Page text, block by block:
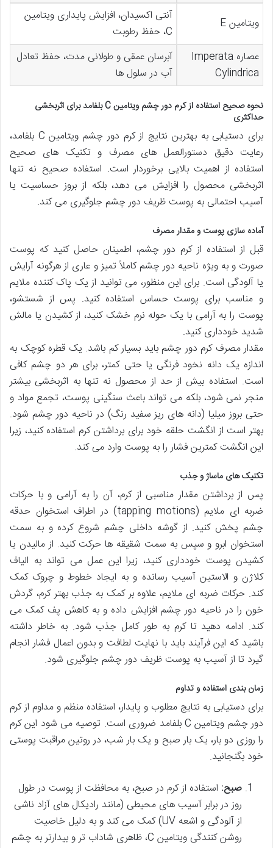
ویتامین E
آنتی اکسیدان، افزایش پایداری ویتامین
C، حفظ رطوبت
عصاره Imperata
Cylindrica
آبرسان عمقی و طولانی مدت، حفظ تعادل
آب در سلول ها
نحوه صحیح استفاده از کرم دور چشم ویتامین C بلفامد برای اثربخشی
حداکثری
برای دستیابی به بهترین نتایج از کرم دور چشم ویتامین C بلفامد،
رعایت دقیق دستورالعمل های مصرف و تکنیک های صحیح
استفاده از اهمیت بالایی برخوردار است. استفاده صحیح نه تنها
اثربخشی محصول را افزایش می دهد، بلکه از بروز حساسیت یا
آسیب احتمالی به پوست ظریف دور چشم جلوگیری می کند.
آماده سازی پوست و مقدار مصرف
قبل از استفاده از کرم دور چشم، اطمینان حاصل کنید که پوست
صورت و به ویژه ناحیه دور چشم کاملاً تمیز و عاری از هرگونه آرایش
یا آلودگی است. برای این منظور، می توانید از یک پاک کننده ملایم
و مناسب برای پوست حساس استفاده کنید. پس از شستشو،
پوست را به آرامی با یک حوله نرم خشک کنید، از کشیدن یا مالش
شدید خودداری کنید.
مقدار مصرف کرم دور چشم باید بسیار کم باشد. یک قطره کوچک به
اندازه یک دانه نخود فرنگی یا حتی کمتر، برای هر دو چشم کافی
است. استفاده بیش از حد از محصول نه تنها به اثربخشی بیشتر
منجر نمی شود، بلکه می تواند باعث سنگینی پوست، تجمع مواد و
حتی بروز میلیا (دانه های ریز سفید رنگ) در ناحیه دور چشم شود.
بهتر است از انگشت حلقه خود برای برداشتن کرم استفاده کنید، زیرا
این انگشت کمترین فشار را به پوست وارد می کند.
تکنیک های ماساژ و جذب
پس از برداشتن مقدار مناسبی از کرم، آن را به آرامی و با حرکات
ضربه ای ملایم (tapping motions) در اطراف استخوان حدقه
چشم پخش کنید. از گوشه داخلی چشم شروع کرده و به سمت
استخوان ابرو و سپس به سمت شقیقه ها حرکت کنید. از مالیدن یا
کشیدن پوست خودداری کنید، زیرا این عمل می تواند به الیاف
کلاژن و الاستین آسیب رسانده و به ایجاد خطوط و چروک کمک
کند. حرکات ضربه ای ملایم، علاوه بر کمک به جذب بهتر کرم، گردش
خون را در ناحیه دور چشم افزایش داده و به کاهش پف کمک می
کند. ادامه دهید تا کرم به طور کامل جذب شود. به خاطر داشته
باشید که این فرآیند باید با نهایت لطافت و بدون اعمال فشار انجام
گیرد تا از آسیب به پوست ظریف دور چشم جلوگیری شود.
زمان بندی استفاده و تداوم
برای دستیابی به نتایج مطلوب و پایدار، استفاده منظم و مداوم از کرم
دور چشم ویتامین C بلفامد ضروری است. توصیه می شود این کرم
را روزی دو بار، یک بار صبح و یک بار شب، در روتین مراقبت پوستی
خود بگنجانید.
صبح: استفاده از کرم در صبح، به محافظت از پوست در طول
روز در برابر آسیب های محیطی (مانند رادیکال های آزاد ناشی
از آلودگی و اشعه UV) کمک می کند و به دلیل خاصیت
روشن کنندگی ویتامین C، ظاهری شاداب تر و بیدارتر به چشم